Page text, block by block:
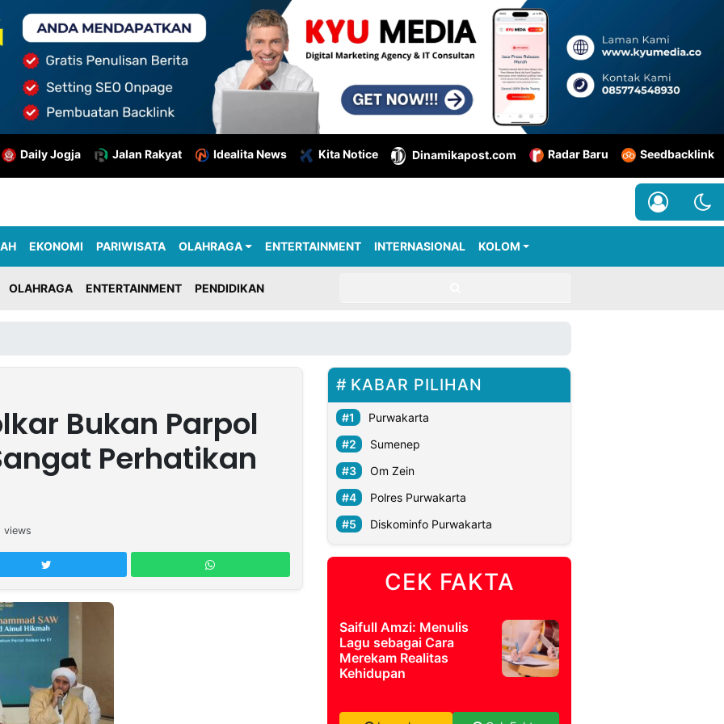
Daily Jogja Jalan Rakyat Idealita News Kita Notice Dinamikapost.com Radar Baru Seedbacklink
EKONOMI PARIWISATA OLAHRAGA ENTERTAINMENT INTERNASIONAL KOLOM
OLAHRAGA ENTERTAINMENT PENDIDIKAN
Bukan Parpol
Perhatikan
views
KABAR PILIHAN
Purwakarta
Sumenep
Om Zein
Polres Purwakarta
Diskominfo Purwakarta
CEK FAKTA
Saifull Amzi: Menulis
Lagu sebagai Cara
Merekam Realitas
Kehidupan